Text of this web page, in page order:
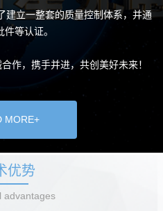
立一整套的质量控制体系，并通
等认证。
，携手并进，共创美好未来！
MORE+
优势
advantages